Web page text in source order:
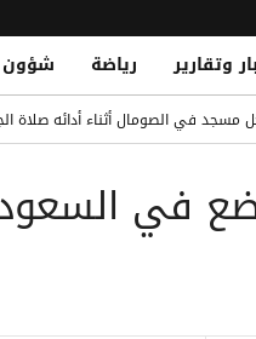
وتقارير رياضة شؤون
مسجد في الصومال أثناء أدائه صلاة
عرض برشلونة الأول لضم رودري
التي يتنفس بها الكهنوت الحوثي
في